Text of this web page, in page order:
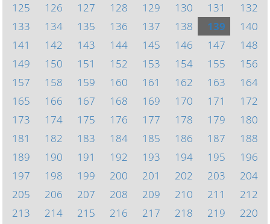
125
126 127 128 129 130 131
132
133
134 135 136 137 138 139
140
141
142 143 144 145 146 147
148
149
150 151 152 153 154 155
156
157
158 159 160 161 162 163
164
165
166 167 168 169 170 171
172
173
174 175 176 177 178 179
180
181
182 183 184 185 186 187
188
189
190 191 192 193 194 195
196
197
198 199 200 201 202 203
204
205
206 207 208 209 210 211
212
213
214 215 216 217 218 219
220